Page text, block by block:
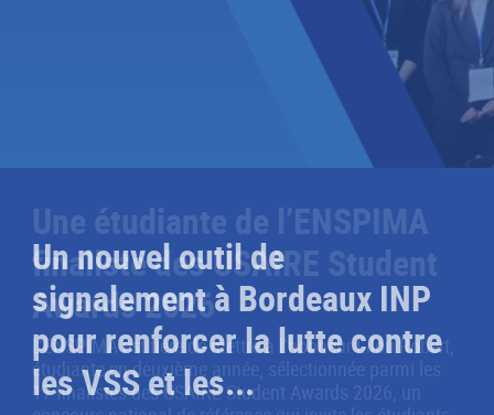
Un nouvel outil de
signalement à Bordeaux INP
pour renforcer la lutte contre
les VSS et les...